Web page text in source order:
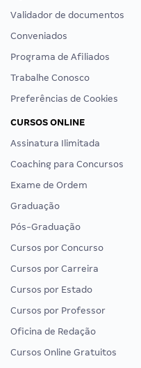
Validador de documentos
Conveniados
Programa de Afiliados
Trabalhe Conosco
Preferências de Cookies
CURSOS ONLINE
Assinatura Ilimitada
Coaching para Concursos
Exame de Ordem
Graduação
Pós-Graduação
Cursos por Concurso
Cursos por Carreira
Cursos por Estado
Cursos por Professor
Oficina de Redação
Cursos Online Gratuitos